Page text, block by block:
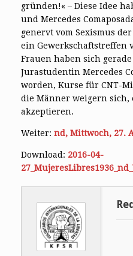
gründen!« – Diese Idee
und Mercedes
genervt vom Sexismus
ein Gewerkschaftstreffen
Frauen haben sich
Jurastudentin Mercedes
worden, Kurse für CNT-
die Männer weigern
akzeptieren.
Weiter: nd, Mittwoch, 27.
Download: 2016-04-